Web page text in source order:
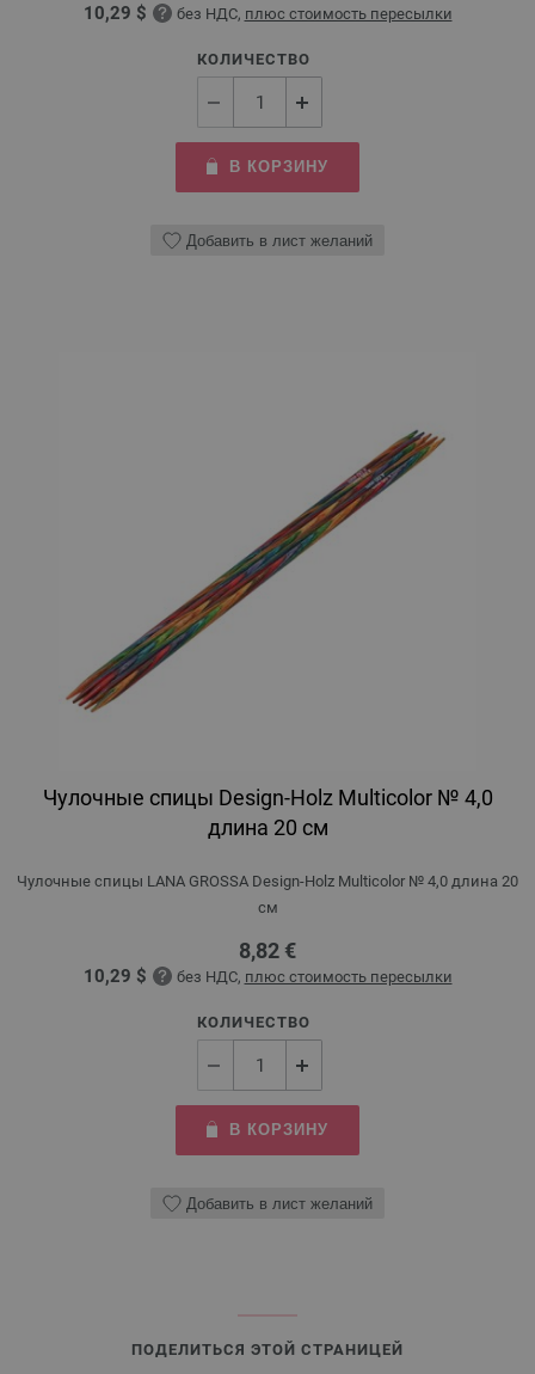
10,29 $ без НДС, плюс стоимость пересылки
КОЛИЧЕСТВО
В КОРЗИНУ
Добавить в лист желаний
Чулочные спицы Design-Holz Multicolor № 4,0
длина 20 см
Чулочные спицы LANA GROSSA Design-Holz Multicolor № 4,0 длина 20
см
8,82 €
10,29 $ без НДС, плюс стоимость пересылки
КОЛИЧЕСТВО
В КОРЗИНУ
Добавить в лист желаний
ПОДЕЛИТЬСЯ ЭТОЙ СТРАНИЦЕЙ